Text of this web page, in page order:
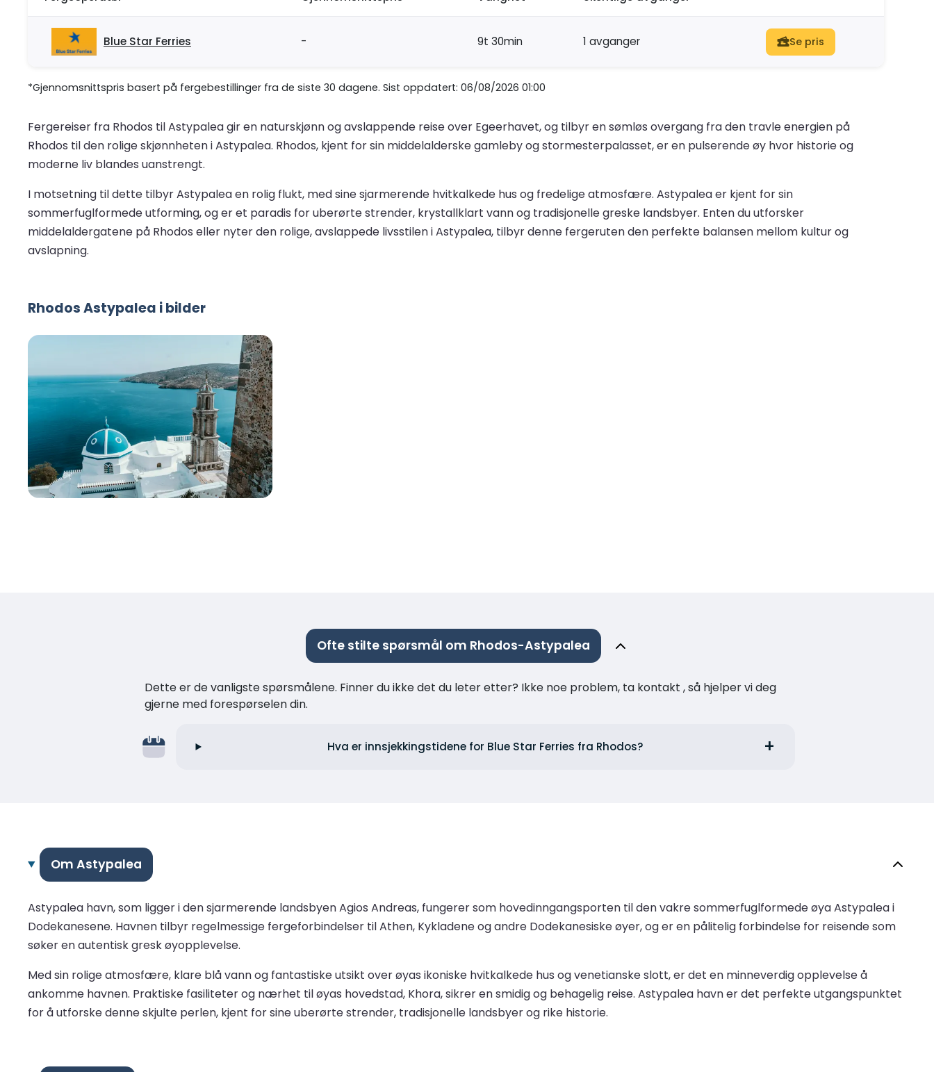
Blue Star Ferries - 9t 30min 1 avganger Se pris
*Gjennomsnittspris basert på fergebestillinger fra de siste 30 dagene. Sist oppdatert: 06/08/2026 01:00
Fergereiser fra Rhodos til Astypalea gir en naturskjønn og avslappende reise over Egeerhavet, og tilbyr en sømløs overgang fra den travle energien på
Rhodos til den rolige skjønnheten i Astypalea. Rhodos, kjent for sin middelalderske gamleby og stormesterpalasset, er en pulserende øy hvor historie og
moderne liv blandes uanstrengt.
I motsetning til dette tilbyr Astypalea en rolig flukt, med sine sjarmerende hvitkalkede hus og fredelige atmosfære. Astypalea er kjent for sin
sommerfuglformede utforming, og er et paradis for uberørte strender, krystallklart vann og tradisjonelle greske landsbyer. Enten du utforsker
middelaldergatene på Rhodos eller nyter den rolige, avslappede livsstilen i Astypalea, tilbyr denne fergeruten den perfekte balansen mellom kultur og
avslapning.
Rhodos Astypalea i bilder
Ofte stilte spørsmål om Rhodos-Astypalea
Dette er de vanligste spørsmålene. Finner du ikke det du leter etter? Ikke noe problem, ta kontakt , så hjelper vi deg
gjerne med forespørselen din.
Hva er innsjekkingstidene for Blue Star Ferries fra Rhodos?
Om Astypalea
Astypalea havn, som ligger i den sjarmerende landsbyen Agios Andreas, fungerer som hovedinngangsporten til den vakre sommerfuglformede øya Astypalea i
Dodekanesene. Havnen tilbyr regelmessige fergeforbindelser til Athen, Kykladene og andre Dodekanesiske øyer, og er en pålitelig forbindelse for reisende som
søker en autentisk gresk øyopplevelse.
Med sin rolige atmosfære, klare blå vann og fantastiske utsikt over øyas ikoniske hvitkalkede hus og venetianske slott, er det en minneverdig opplevelse å
ankomme havnen. Praktiske fasiliteter og nærhet til øyas hovedstad, Khora, sikrer en smidig og behagelig reise. Astypalea havn er det perfekte utgangspunktet
for å utforske denne skjulte perlen, kjent for sine uberørte strender, tradisjonelle landsbyer og rike historie.